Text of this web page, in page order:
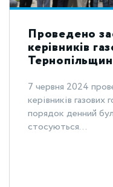
Проведено
керівників
7 червня 2024
керівників
порядок денний
стосуються...